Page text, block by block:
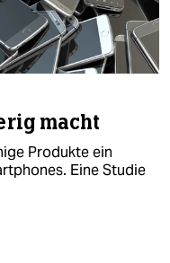
macht
Produkte ein
Eine Studie